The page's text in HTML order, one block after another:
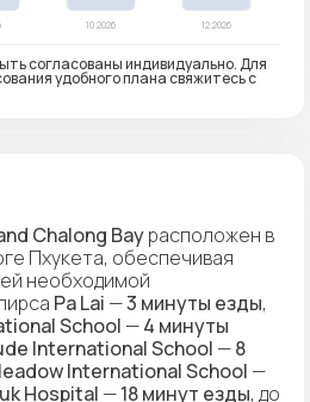
согласованы индивидуально. Для
удобного плана свяжитесь с
Chalong Bayрасположен в
Пхукета, обеспечивая
необходимой
Pa Lai —3 минуты езды,
School —4 минуты
International School —8
International School —
Hospital —18 минут езды, до